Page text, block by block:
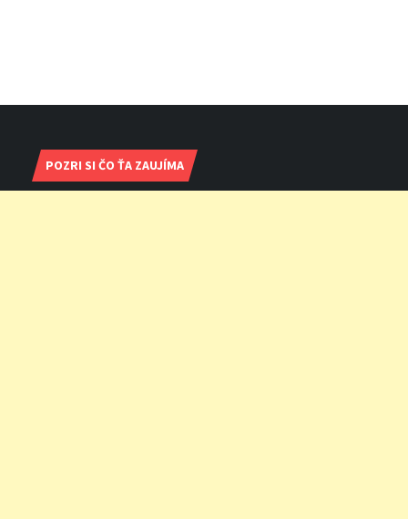
POZRI SI ČO ŤA ZAUJÍMA